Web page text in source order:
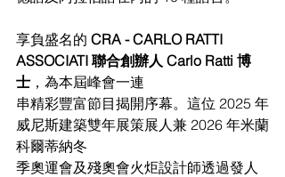
享負盛名的 CRA - CARLO RATTI
ASSOCIATI 聯合創辦人 Carlo Ratti 博
士 ，為本屆峰會一連
串精彩豐富節目揭開序幕。這位 2025 年
威尼斯建築雙年展策展人兼 2026 年米蘭
科爾蒂納冬
季奧運會及殘奧會火炬設計師透過發人